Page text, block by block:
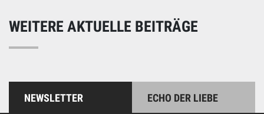
WEITERE AKTUELLE BEITRÄGE
NEWSLETTER ECHO DER LIEBE